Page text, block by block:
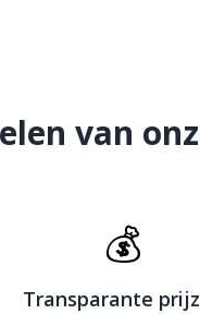
van
💰
Transparante